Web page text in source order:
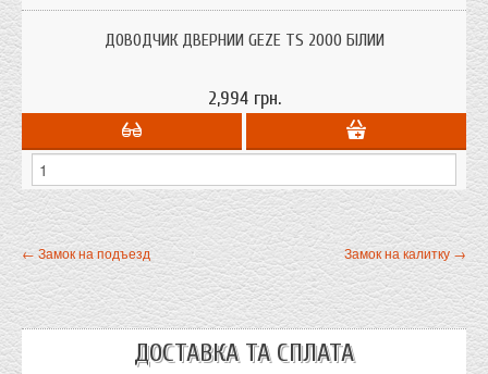
виробництва з регулюванням
ДОВОДЧИК ДВЕРНИЙ GEZE TS 2000 БІЛИЙ
2,994 грн.
Замок на калитку →
← Замок на подъезд
ДОСТАВКА ТА СПЛАТА